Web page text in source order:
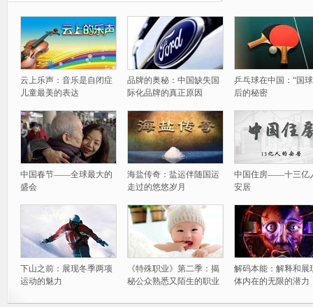
云上乐声：音乐是自闭症
儿童最美的表达
品牌的奥秘：中国缺失国
际化品牌的真正原因
乒乓球在中国：“国
后的秘密
中国春节——全球最大的
盛会
海盐传奇：盐运伴随国运
走过的悠悠岁月
中国住房——十三亿
安居
下山之前：展现冬季两项
运动的魅力
《特殊职业》第二季：揭
秘公众熟悉又陌生的职业
解码本能：解释和展
体内在的无限的潜力